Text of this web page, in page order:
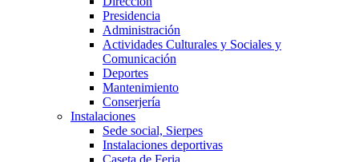
Presidencia
Administración
Actividades Culturales y Sociales y
Comunicación
Deportes
Mantenimiento
Conserjería
Instalaciones
Sede social, Sierpes
Instalaciones deportivas
Caseta de Feria